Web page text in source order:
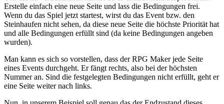
Erstelle einfach eine neue Seite und lass die Bedingungen frei.
Wenn du das Spiel jetzt startest, wirst du das Event bzw. den
Steinhaufen nicht sehen, da diese neue Seite die höchste Priorität hat
und alle Bedingungen erfüllt sind (da keine Bedingungen angeben
wurden).
Man kann es sich so vorstellen, dass der RPG Maker jede Seite
eines Events durchgeht. Er fängt rechts, also bei der höchsten
Nummer an. Sind die festgelegten Bedingungen nicht erfüllt, geht er
eine Seite weiter nach links.